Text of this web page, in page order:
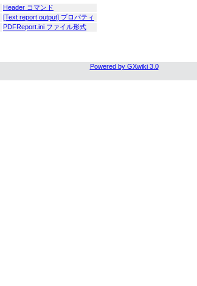
Header コマンド
[Text report output] プロパティ
PDFReport.ini ファイル形式
Powered by GXwiki 3.0